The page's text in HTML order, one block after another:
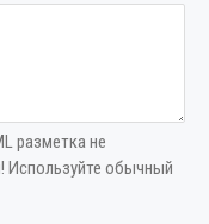
разметка не
Используйте обычный